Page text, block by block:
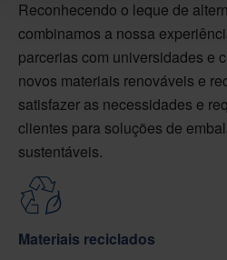
Reconhecendo o leque de
combinamos a nossa
parcerias com universidades e
novos materiais renováveis e
satisfazer as necessidades e
clientes para soluções de
sustentáveis.
Materiais reciclados